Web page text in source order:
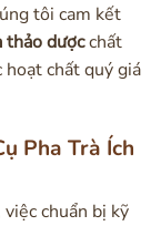
tôi cam kết
thảo dượcchất
hoạt chất quý giá
Pha Trà Ích
chuẩn bị kỹ